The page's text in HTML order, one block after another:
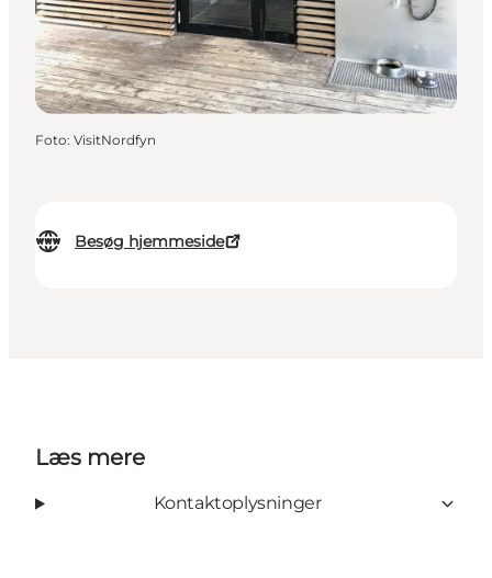
Besøg hjemmeside
Foto: VisitNordfyn
Læs mere
Kontaktoplysninger